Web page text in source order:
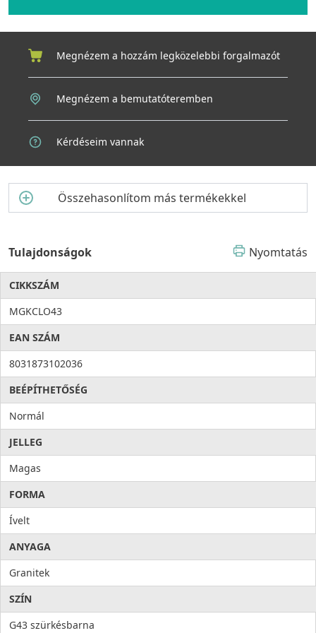
Megnézem a hozzám legközelebbi forgalmazót
Megnézem a bemutatóteremben
Kérdéseim vannak
Összehasonlítom más termékekkel
Tulajdonságok Nyomtatás
CIKKSZÁM
MGKCLO43
EAN SZÁM
8031873102036
BEÉPÍTHETŐSÉG
Normál
JELLEG
Magas
FORMA
Ívelt
ANYAGA
Granitek
SZÍN
G43 szürkésbarna